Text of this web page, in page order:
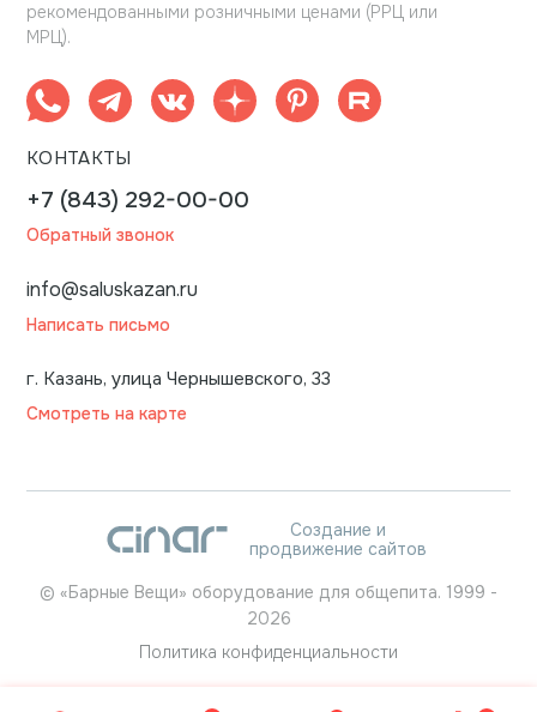
рекомендованными розничными ценами (РРЦ или
МРЦ).
КОНТАКТЫ
+7 (843) 292-00-00
Обратный звонок
info@saluskazan.ru
Написать письмо
г. Казань, улица Чернышевского, 33
Смотреть на карте
Создание и
продвижение сайтов
© «Барные Вещи» оборудование для общепита. 1999 -
2026
Политика конфиденциальности